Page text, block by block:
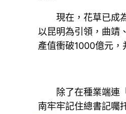
現在，花草已成
以昆明為引領，曲靖
產值衝破1000億元，
除了在種業端連
南牢牢記住總書記囑